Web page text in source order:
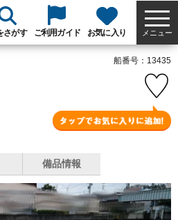
さがす ご利用ガイド お気に入り メニュー
船番号：13435
備品情報